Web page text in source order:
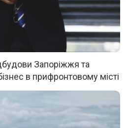
Запоріжжя та
в прифронтовому місті